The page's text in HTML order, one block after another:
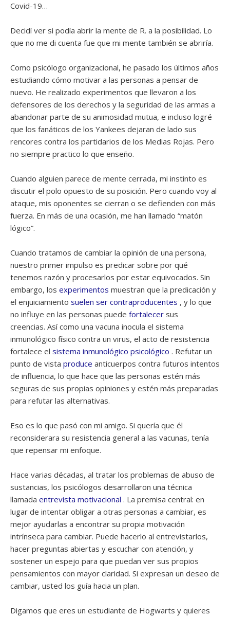
Covid-19…
Decidí ver si podía abrir la mente de R. a la posibilidad. Lo
que no me di cuenta fue que mi mente también se abriría.
Como psicólogo organizacional, he pasado los últimos años
estudiando cómo motivar a las personas a pensar de
nuevo. He realizado experimentos que llevaron a los
defensores de los derechos y la seguridad de las armas a
abandonar parte de su animosidad mutua, e incluso logré
que los fanáticos de los Yankees dejaran de lado sus
rencores contra los partidarios de los Medias Rojas. Pero
no siempre practico lo que enseño.
Cuando alguien parece de mente cerrada, mi instinto es
discutir el polo opuesto de su posición. Pero cuando voy al
ataque, mis oponentes se cierran o se defienden con más
fuerza. En más de una ocasión, me han llamado “matón
lógico”.
Cuando tratamos de cambiar la opinión de una persona,
nuestro primer impulso es predicar sobre por qué
tenemos razón y procesarlos por estar equivocados. Sin
embargo, los experimentos muestran que la predicación y
el enjuiciamiento suelen ser contraproducentes , y lo que
no influye en las personas puede fortalecer sus
creencias. Así como una vacuna inocula el sistema
inmunológico físico contra un virus, el acto de resistencia
fortalece el sistema inmunológico psicológico . Refutar un
punto de vista produce anticuerpos contra futuros intentos
de influencia, lo que hace que las personas estén más
seguras de sus propias opiniones y estén más preparadas
para refutar las alternativas.
Eso es lo que pasó con mi amigo. Si quería que él
reconsiderara su resistencia general a las vacunas, tenía
que repensar mi enfoque.
Hace varias décadas, al tratar los problemas de abuso de
sustancias, los psicólogos desarrollaron una técnica
llamada entrevista motivacional . La premisa central: en
lugar de intentar obligar a otras personas a cambiar, es
mejor ayudarlas a encontrar su propia motivación
intrínseca para cambiar. Puede hacerlo al entrevistarlos,
hacer preguntas abiertas y escuchar con atención, y
sostener un espejo para que puedan ver sus propios
pensamientos con mayor claridad. Si expresan un deseo de
cambiar, usted los guía hacia un plan.
Digamos que eres un estudiante de Hogwarts y quieres